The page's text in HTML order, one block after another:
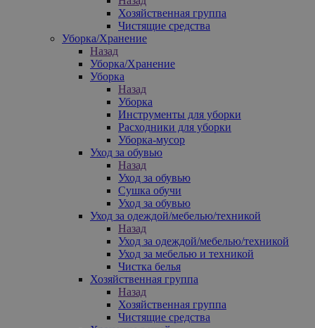
Хозяйственная группа
Чистящие средства
Уборка/Хранение
Назад
Уборка/Хранение
Уборка
Назад
Уборка
Инструменты для уборки
Расходники для уборки
Уборка-мусор
Уход за обувью
Назад
Уход за обувью
Сушка обучи
Уход за обувью
Уход за одеждой/мебелью/техникой
Назад
Уход за одеждой/мебелью/техникой
Уход за мебелью и техникой
Чистка белья
Хозяйственная группа
Назад
Хозяйственная группа
Чистящие средства